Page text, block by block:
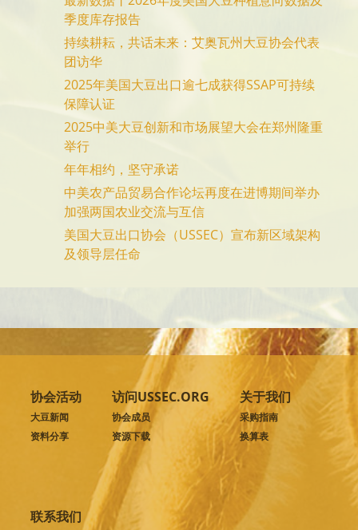
季度库存报告
持续耕耘，共话未来：艾奥瓦州大豆协会代表
团访华
2025年美国大豆出口逾七成获得SSAP可持续
保障认证
2025中美大豆创新和市场展望大会在郑州隆重
举行
年年相约，坚守承诺
中美农产品贸易合作论坛再度在进博期间举办
加强两国农业交流与互信
美国大豆出口协会（USSEC）宣布新区域架构
及领导层任命
协会活动
大豆新闻
资料分享
访问USSEC.ORG
协会成员
资源下载
关于我们
采购指南
换算表
联系我们